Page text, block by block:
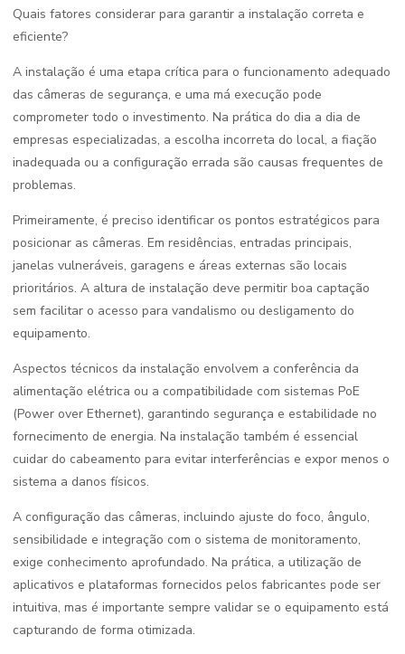
Quais fatores considerar para garantir a instalação correta e
eficiente?
A instalação é uma etapa crítica para o funcionamento adequado
das câmeras de segurança, e uma má execução pode
comprometer todo o investimento. Na prática do dia a dia de
empresas especializadas, a escolha incorreta do local, a fiação
inadequada ou a configuração errada são causas frequentes de
problemas.
Primeiramente, é preciso identificar os pontos estratégicos para
posicionar as câmeras. Em residências, entradas principais,
janelas vulneráveis, garagens e áreas externas são locais
prioritários. A altura de instalação deve permitir boa captação
sem facilitar o acesso para vandalismo ou desligamento do
equipamento.
Aspectos técnicos da instalação envolvem a conferência da
alimentação elétrica ou a compatibilidade com sistemas PoE
(Power over Ethernet), garantindo segurança e estabilidade no
fornecimento de energia. Na instalação também é essencial
cuidar do cabeamento para evitar interferências e expor menos o
sistema a danos físicos.
A configuração das câmeras, incluindo ajuste do foco, ângulo,
sensibilidade e integração com o sistema de monitoramento,
exige conhecimento aprofundado. Na prática, a utilização de
aplicativos e plataformas fornecidos pelos fabricantes pode ser
intuitiva, mas é importante sempre validar se o equipamento está
capturando de forma otimizada.